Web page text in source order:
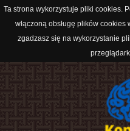
Ta strona wykorzystuje pliki cookies.
włączoną obsługę plików
zgadzasz się na wykorzystanie